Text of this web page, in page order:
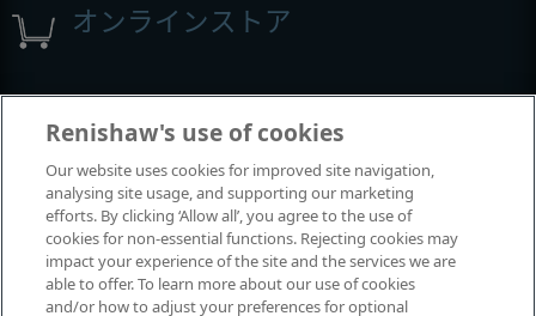
オンラインストア
展示会とコンファレンス
レニショーの出展イベント
Renishaw's use of cookies
Our website uses cookies for improved site navigation,
analysing site usage, and supporting our marketing
efforts. By clicking ‘Allow all’, you agree to the use of
cookies for non-essential functions. Rejecting cookies may
impact your experience of the site and the services we are
able to offer. To learn more about our use of cookies
and/or how to adjust your preferences for optional